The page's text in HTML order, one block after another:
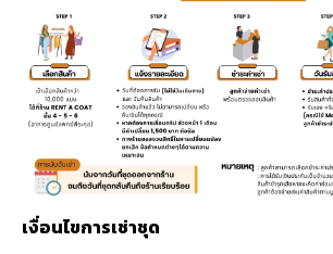
เงื่อนไขการเช่าชุด